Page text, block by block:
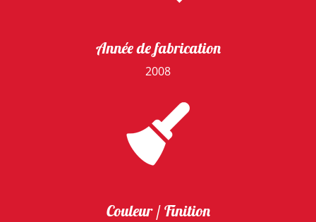
Année de fabrication
2008
Couleur / Finition